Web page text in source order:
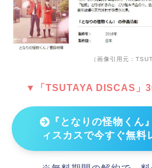
（画像引用元：
▼「TSUTAYA DISCAS」
『となりの怪物くん
ィスカスで今すぐ無料